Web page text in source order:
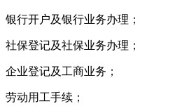
银行开户及银行业务办理；
社保登记及社保业务办理；
企业登记及工商业务；
劳动用工手续；